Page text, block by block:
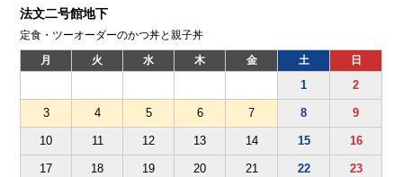
法文二号館地下
定食・ツーオーダーのかつ丼と親子丼
月 火 水 木 金 土 日
1 2
3 4 5 6 7 8 9
10 11 12 13 14 15 16
17 18 19 20 21 22 23